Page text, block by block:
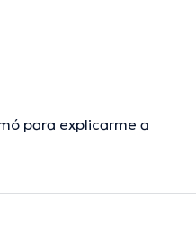
para explicarme a